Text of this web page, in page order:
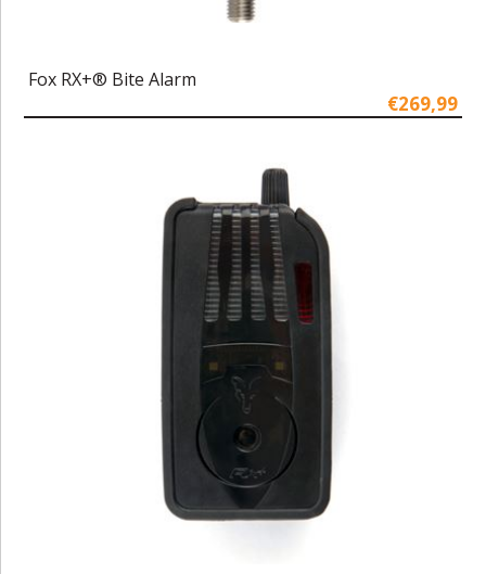
Fox RX+® Bite Alarm
€269,99